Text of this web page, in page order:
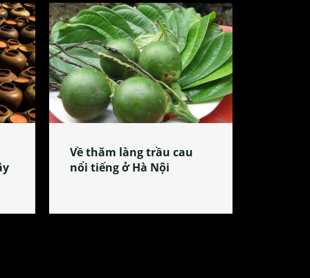
Về thăm làng trầu cau
nổi tiếng ở Hà Nội